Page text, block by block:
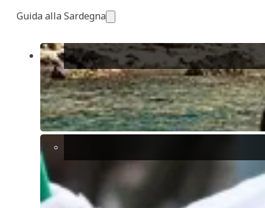
Guida alla Sardegna
quindi evita le ore più calde della giornata e assicurati che
abbiano sempre un posto all’ombra dove riposare.
educato, è importante mantenere sempre un comportamento
rispettoso verso gli altri. Tieni il tuo cane al guinzaglio quando
necessario e assicurati di pulire sempre dopo di lui.
Protezione Solare : Alcuni cani, specialmente quelli con pelo
corto o chiaro, possono scottarsi al sole. Chiedi consiglio al
tuo veterinario su come proteggere la pelle del tuo cane.
Conclusione
di Cagliari può essere un’esperienza meravigliosa, basta seguire
alcune semplici regole e scegliere le spiagge giuste. Con un po’ di
preparazione, tu e il tuo fedele compagno potrete godere delle
bellezze della Sardegna in tutta tranquillità. Non dimenticare di
scattare tante foto per immortalare questi momenti speciali!